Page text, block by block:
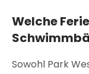
Welche
Sowohl Park